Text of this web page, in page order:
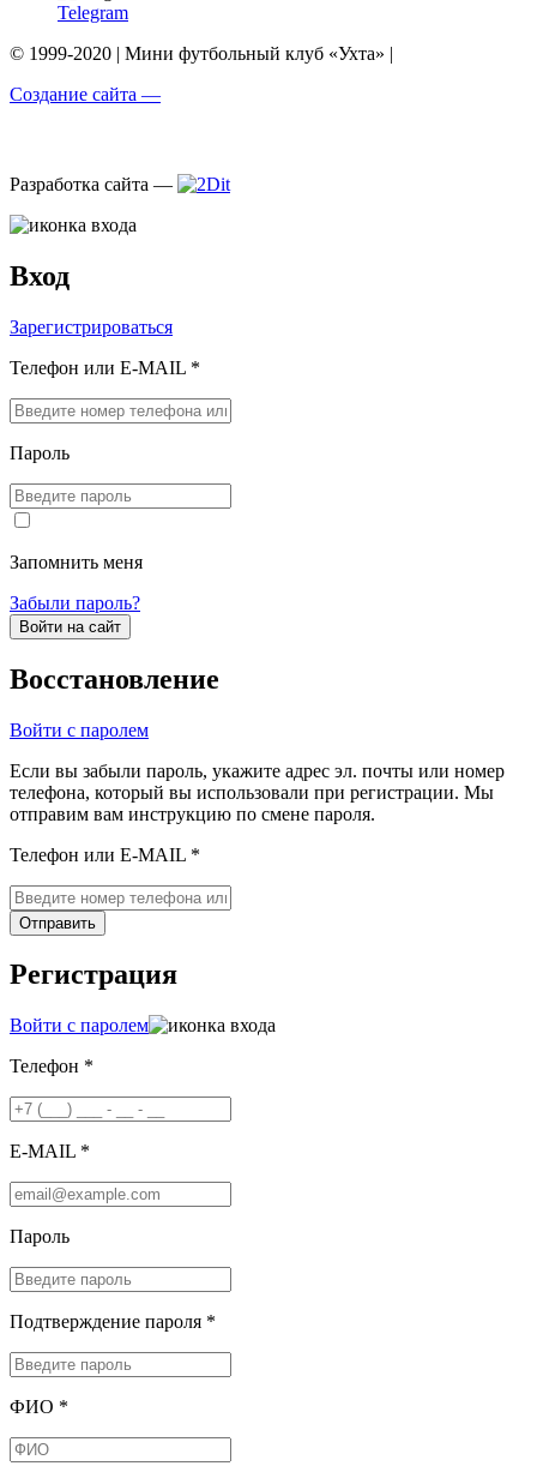
Telegram
© 1999-2020 | Мини футбольный клуб «Ухта» |
Создание сайта —
Разработка сайта —
Вход
Зарегистрироваться
Телефон или E-MAIL *
Пароль
Запомнить меня
Забыли пароль?
Войти на сайт
Восстановление
Войти с паролем
Если вы забыли пароль, укажите адрес эл. почты или номер
телефона, который вы использовали при регистрации. Мы
отправим вам инструкцию по смене пароля.
Телефон или E-MAIL *
Отправить
Регистрация
Войти с паролем
Телефон *
E-MAIL *
Пароль
Подтверждение пароля *
ФИО *